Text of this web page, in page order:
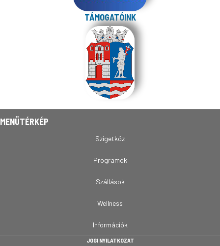
TÁMOGATÓINK
MENÜTÉRKÉP
Szigetköz
Programok
Szállások
Wellness
Információk
JOGI NYILATKOZAT